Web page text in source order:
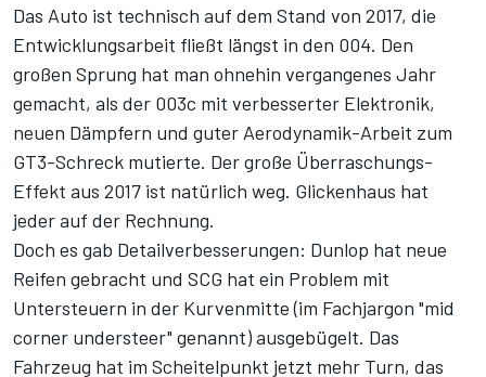
Das Auto ist technisch auf dem Stand von 2017, die
Entwicklungsarbeit fließt längst in den 004. Den
großen Sprung hat man ohnehin vergangenes Jahr
gemacht, als der 003c mit verbesserter Elektronik,
neuen Dämpfern und guter Aerodynamik-Arbeit zum
GT3-Schreck mutierte. Der große Überraschungs-
Effekt aus 2017 ist natürlich weg. Glickenhaus hat
jeder auf der Rechnung.
Doch es gab Detailverbesserungen: Dunlop hat neue
Reifen gebracht und SCG hat ein Problem mit
Untersteuern in der Kurvenmitte (im Fachjargon "mid
corner understeer" genannt) ausgebügelt. Das
Fahrzeug hat im Scheitelpunkt jetzt mehr Turn, das